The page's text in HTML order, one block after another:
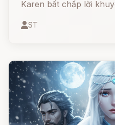
Karen bất chấp lời
ngờ đôi giày ấy mang
ST